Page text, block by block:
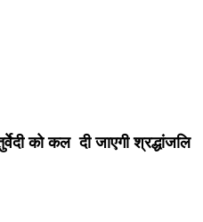
को कल दी जाएगी श्रद्धांजलि